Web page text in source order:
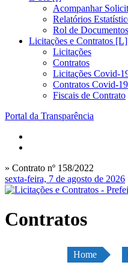
Acompanhar
Relatórios
Rol de
Licitações e Contratos [L]
Licitações
Contratos
Licitações Covid-
Contratos Covid-19
Fiscais de Contrato
Portal da Transparência
» Contrato nº 158/2022
sexta-feira, 7 de agosto de 2026
Contratos
Home